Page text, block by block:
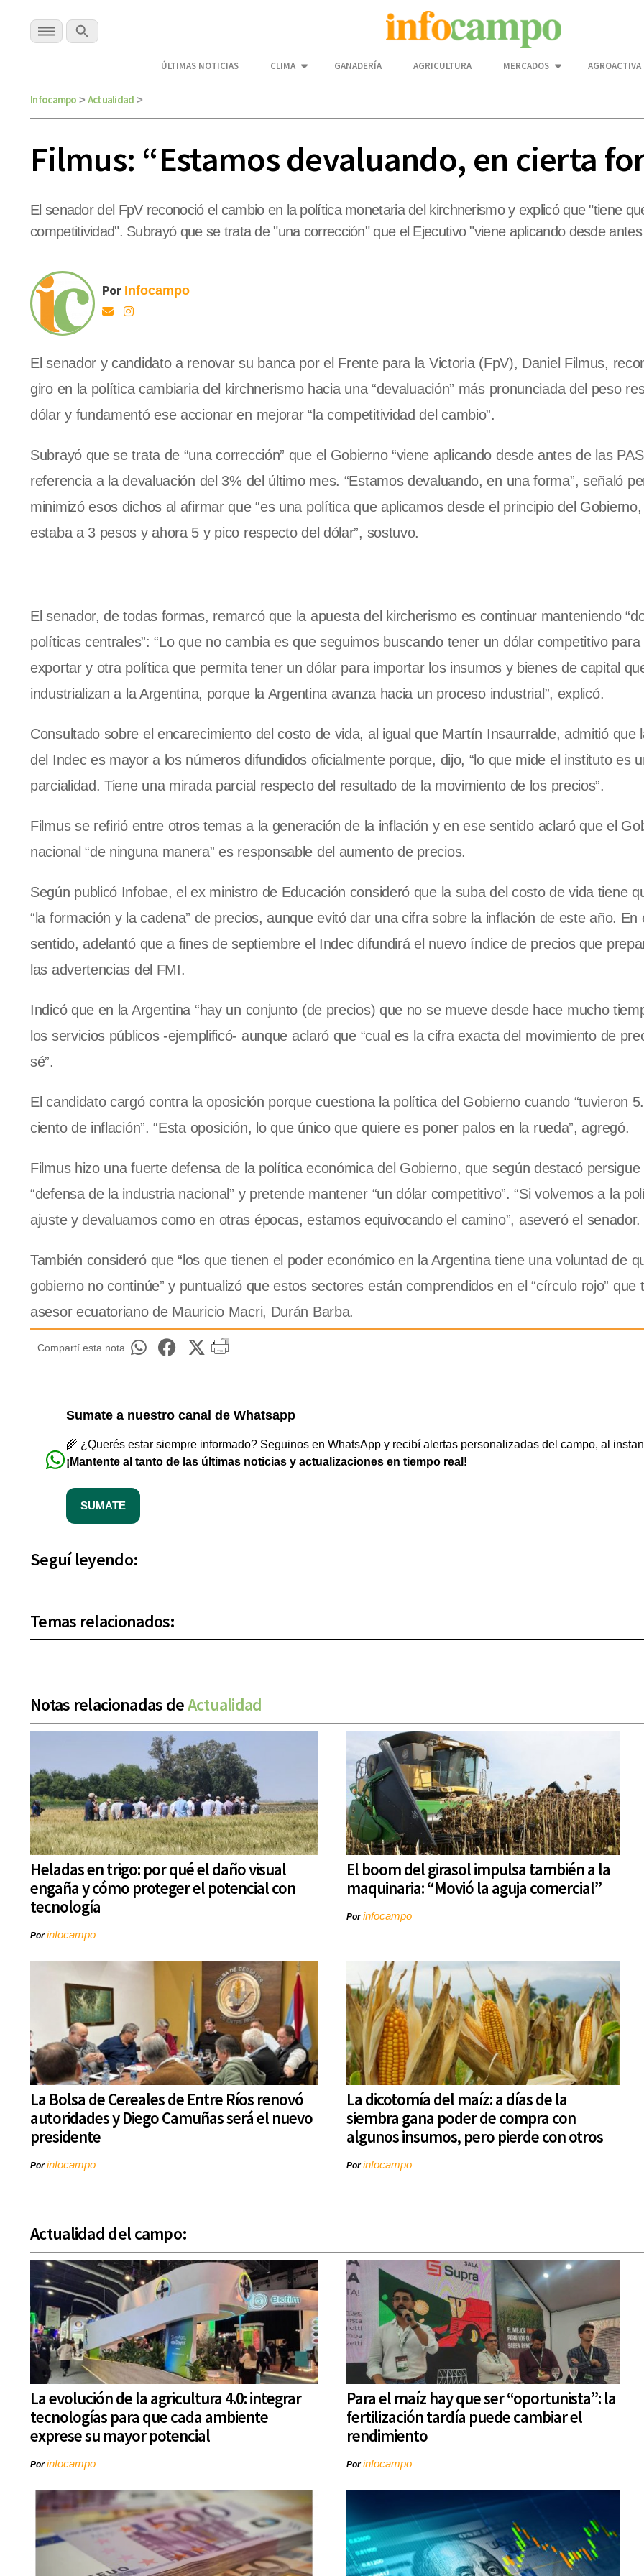
ÚLTIMAS NOTICIAS CLIMA GANADERÍA AGRICULTURA MERCADOS AGROACTIVA
Infocampo > Actualidad >
Filmus: “Estamos devaluando, en cierta
El senador del FpV reconoció el cambio en la política monetaria del kirchnerismo y explicó que "tiene
competitividad". Subrayó que se trata de "una corrección" que el Ejecutivo "viene aplicando desde
Por Infocampo
El senador y candidato a renovar su banca por el Frente para la Victoria (FpV), Daniel Filmus,
giro en la política cambiaria del kirchnerismo hacia una “devaluación” más pronunciada del peso
dólar y fundamentó ese accionar en mejorar “la competitividad del cambio”.
Subrayó que se trata de “una corrección” que el Gobierno “viene aplicando desde antes de las
referencia a la devaluación del 3% del último mes. “Estamos devaluando, en una forma”, señaló
minimizó esos dichos al afirmar que “es una política que aplicamos desde el principio del
estaba a 3 pesos y ahora 5 y pico respecto del dólar”, sostuvo.
El senador, de todas formas, remarcó que la apuesta del kircherismo es continuar manteniendo
políticas centrales”: “Lo que no cambia es que seguimos buscando tener un dólar competitivo para
exportar y otra política que permita tener un dólar para importar los insumos y bienes de capital
industrializan a la Argentina, porque la Argentina avanza hacia un proceso industrial”, explicó.
Consultado sobre el encarecimiento del costo de vida, al igual que Martín Insaurralde, admitió que
del Indec es mayor a los números difundidos oficialmente porque, dijo, “lo que mide el instituto es
parcialidad. Tiene una mirada parcial respecto del resultado de la movimiento de los precios”.
Filmus se refirió entre otros temas a la generación de la inflación y en ese sentido aclaró que el
nacional “de ninguna manera” es responsable del aumento de precios.
Según publicó Infobae, el ex ministro de Educación consideró que la suba del costo de vida tiene
“la formación y la cadena” de precios, aunque evitó dar una cifra sobre la inflación de este año. En
sentido, adelantó que a fines de septiembre el Indec difundirá el nuevo índice de precios que
las advertencias del FMI.
Indicó que en la Argentina “hay un conjunto (de precios) que no se mueve desde hace mucho
los servicios públicos -ejemplificó- aunque aclaró que “cual es la cifra exacta del movimiento de
sé”.
El candidato cargó contra la oposición porque cuestiona la política del Gobierno cuando “tuvieron
ciento de inflación”. “Esta oposición, lo que único que quiere es poner palos en la rueda”, agregó.
Filmus hizo una fuerte defensa de la política económica del Gobierno, que según destacó persigue
“defensa de la industria nacional” y pretende mantener “un dólar competitivo”. “Si volvemos a la
ajuste y devaluamos como en otras épocas, estamos equivocando el camino”, aseveró el senador.
También consideró que “los que tienen el poder económico en la Argentina tiene una voluntad de
gobierno no continúe” y puntualizó que estos sectores están comprendidos en el “círculo rojo” que
asesor ecuatoriano de Mauricio Macri, Durán Barba.
Compartí esta nota
Sumate a nuestro canal de Whatsapp
🌾 ¿Querés estar siempre informado? Seguinos en WhatsApp y recibí alertas personalizadas del campo, al
¡Mantente al tanto de las últimas noticias y actualizaciones en tiempo real!
SUMATE
Seguí leyendo:
Temas relacionados:
Notas relacionadas deActualidad
Heladas en trigo: por qué el daño visual
engaña y cómo proteger el potencial con
tecnología
Porinfocampo
El boom del girasol impulsa también a la
maquinaria: “Movió la aguja comercial”
Porinfocampo
La Bolsa de Cereales de Entre Ríos renovó
autoridades y Diego Camuñas será el nuevo
presidente
Porinfocampo
La dicotomía del maíz: a días de la
siembra gana poder de compra con
algunos insumos, pero pierde con otros
Porinfocampo
Actualidad del campo:
La evolución de la agricultura 4.0: integrar
tecnologías para que cada ambiente
exprese su mayor potencial
Porinfocampo
Para el maíz hay que ser “oportunista”: la
fertilización tardía puede cambiar el
rendimiento
Porinfocampo